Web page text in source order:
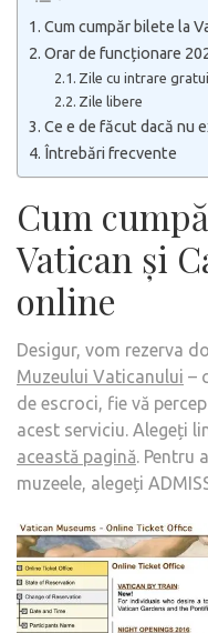
Cum cumpăr bilete la
Orar de funcționare
Zile cu intrare
Zile libere
Ce e de făcut dacă nu
Întrebări frecvente
Cum
Vatican și
online
Desigur, vom rezerva
Muzeului Vaticanului –
de escroci, fie vă
acest serviciu. Alegeți
această pagină. Pentru
muzeele, alegeți